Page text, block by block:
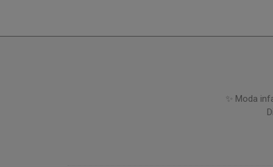
✨ Moda